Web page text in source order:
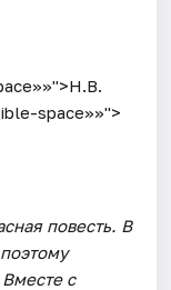
space»»">
повесть. В
Вместе с